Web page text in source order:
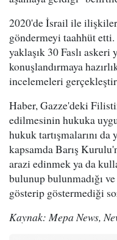
2020'de İsrail ile
göndermeyi taahhüt etti.
yaklaşık 30 Faslı
konuşlandırmaya
incelemeleri
Haber, Gazze'deki
edilmesinin hukuka
hukuk tartışmalarını
kapsamda Barış
arazi edinmek ya da
bulunup bulunmadığı
gösterip göstermediği
Kaynak: Mepa News,